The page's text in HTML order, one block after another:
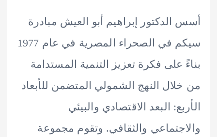
إبراهيم أبو العيش مبادرة
سيكم في الصحراء المصرية في عام 1977
على فكرة تعزيز التنمية المستدامة
النهج الشمولي المتضمن للأبعاد
البعد الاقتصادي والبيئي
والثقافي. وتقوم مجموعة